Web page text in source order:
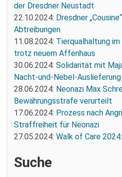
der Dresdner Neustadt
22.10.2024: Dresdner
Abtreibungen
11.08.2024: Tierqualhaltung
trotz neuem Affenhaus
30.06.2024: Solidarität mit
Nacht-und-Nebel-Auslieferung
28.06.2024: Neonazi Max
Bewährungsstrafe verurteilt
17.06.2024: Prozess nach
Straffreiheit für Neonazi
27.05.2024: Walk of Care
Suche